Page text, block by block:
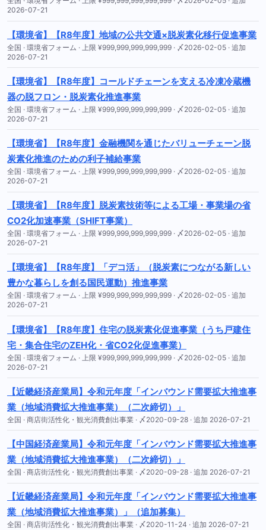
2026-07-21
【環境省】【R8年度】地域の公共交通×脱炭素化移行促進事業
全国 · 環境省フォーム · 上限 ¥999,999,999,999,999 · 〆2026-02-05 · 追加
2026-07-21
【環境省】【R8年度】コールドチェーンを支える冷凍冷蔵機
器の脱フロン・脱炭素化推進事業
全国 · 環境省フォーム · 上限 ¥999,999,999,999,999 · 〆2026-02-05 · 追加
2026-07-21
【環境省】【R8年度】金融機関を通じたバリューチェーン脱
炭素化推進のための利子補給事業
全国 · 環境省フォーム · 上限 ¥999,999,999,999,999 · 〆2026-02-05 · 追加
2026-07-21
【環境省】【R8年度】脱炭素技術等による工場・事業場の省
CO2化加速事業（SHIFT事業）
全国 · 環境省フォーム · 上限 ¥999,999,999,999,999 · 〆2026-02-05 · 追加
2026-07-21
【環境省】【R8年度】「デコ活」（脱炭素につながる新しい
豊かな暮らしを創る国民運動）​推進事業
全国 · 環境省フォーム · 上限 ¥999,999,999,999,999 · 〆2026-02-05 · 追加
2026-07-21
【環境省】【R8年度】住宅の脱炭素化促進事業（うち戸建住
宅・集合住宅のZEH化・省CO2化促進事業）
全国 · 環境省フォーム · 上限 ¥999,999,999,999,999 · 〆2026-02-05 · 追加
2026-07-21
【近畿経済産業局】令和元年度「インバウンド需要拡大推進事
業（地域消費拡大推進事業）（二次締切）」
全国 · 商店街活性化・観光消費創出事業 · 〆2020-09-28 · 追加 2026-07-21
【中国経済産業局】令和元年度「インバウンド需要拡大推進事
業（地域消費拡大推進事業）（二次締切）」
全国 · 商店街活性化・観光消費創出事業 · 〆2020-09-28 · 追加 2026-07-21
【近畿経済産業局】令和元年度「インバウンド需要拡大推進事
業（地域消費拡大推進事業）」（追加募集）
全国 · 商店街活性化・観光消費創出事業 · 〆2020-11-24 · 追加 2026-07-21